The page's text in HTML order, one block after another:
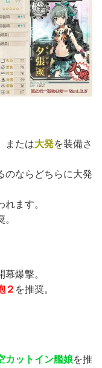
または大発を装備さ
のならどちらに大発
ます。
爆撃。
２ を推奨。
カットイン艦娘を推